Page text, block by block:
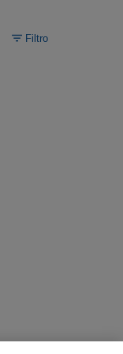
Filtro